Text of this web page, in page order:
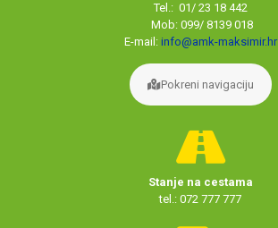
Tel.: 01/ 23 18 442
Mob: 099/ 8139 018
E-mail: info@amk-maksimir.hr
Pokreni navigaciju
Stanje na cestama
tel.: 072 777 777